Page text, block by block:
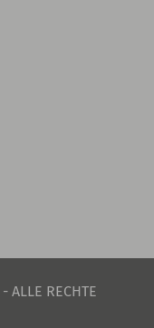
- ALLE RECHTE